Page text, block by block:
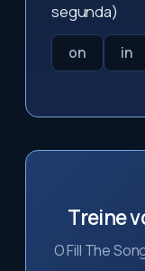
segunda)
on in
Treine
O Fill The